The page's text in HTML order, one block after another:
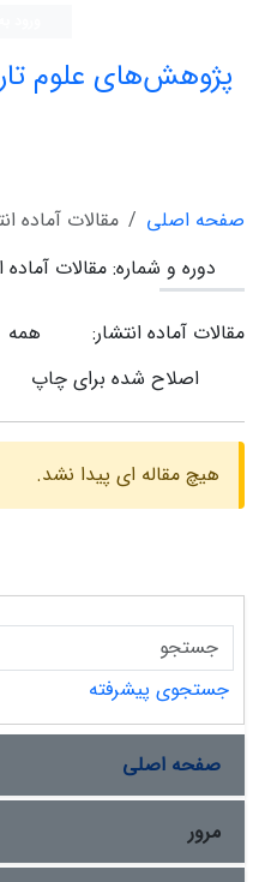
پژوهش‌های علوم
صفحه اصلی
مقالات آماده
دوره و شماره:مقالات
مقالات آماده انتشار: همه
اصلاح شده برای چاپ
هیچ مقاله ای پیدا نشد.
جستجوی پیشرفته
صفحه اصلی
مرور